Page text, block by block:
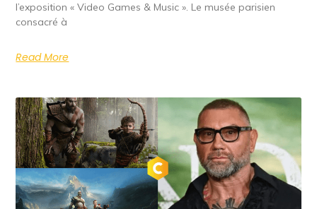
l’exposition « Video Games & Music ». Le musée parisien
consacré à
Read More